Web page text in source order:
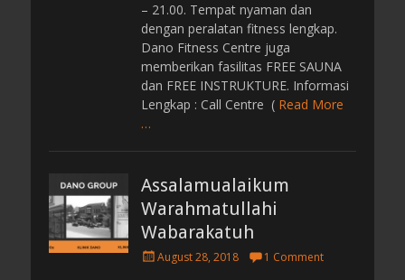
– 21.00. Tempat nyaman dan
dengan peralatan fitness lengkap.
Dano Fitness Centre juga
memberikan fasilitas FREE SAUNA
dan FREE INSTRUKTURE. Informasi
Lengkap : Call Centre ( Read More
…
Assalamualaikum
Warahmatullahi
Wabarakatuh
P
August 28, 2018 1 Comment